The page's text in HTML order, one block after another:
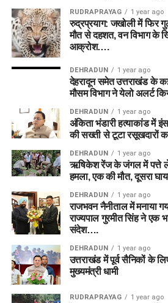
RUDRAPRAYAG 1 year ago
रुद्रप्रयाग: जखोली में फिर
मौत से दहशत, वन विभाग के
आक्रोश….
DEHRADUN 1 year ago
देहरादून समेत उत्तराखंड के
मौसम विभाग ने येलो अलर्ट
DEHRADUN 1 year ago
अंकिता भंडारी हत्याकांड में
की सख्ती से टूटा रसूखदारों
DEHRADUN 1 year ago
ऋषिकेश रेंज के जंगल में पत्ते
हमला, एक की मौत, दूसरा
DEHRADUN 1 year ago
राजभवन नैनीताल में मनाया
राज्यपाल गुरमीत सिंह ने एक
संदेश….
DEHRADUN 1 year ago
उत्तराखंड में पूर्व सैनिकों के
मुख्यमंत्री धामी
RUDRAPRAYAG 1 year ago